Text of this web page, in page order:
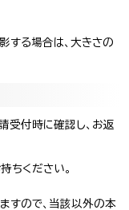
する場合は、大きさの
受付時に確認し、お返
ちください。
すので、当該以外の本